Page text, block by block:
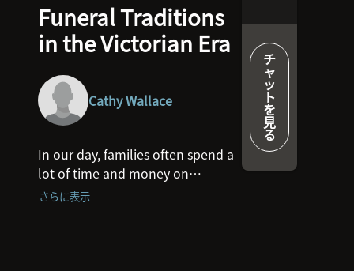
Funeral Traditions
in the Victorian Era
Cathy Wallace
In our day, families often spend a
lot of time and money on
weddings but for our Victorian Era
さらに表示
チ
ャ
ッ
ト
を
見
る